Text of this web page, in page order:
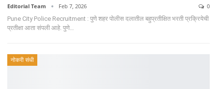
Editorial Team Feb 7, 2026
0
Pune City Police Recruitment : पुणे शहर पोलीस दलातील बहुप्रतीक्षित भरती प्रक्रियेची
प्रतीक्षा आता संपली आहे. पुणे…
नोकरी संधी